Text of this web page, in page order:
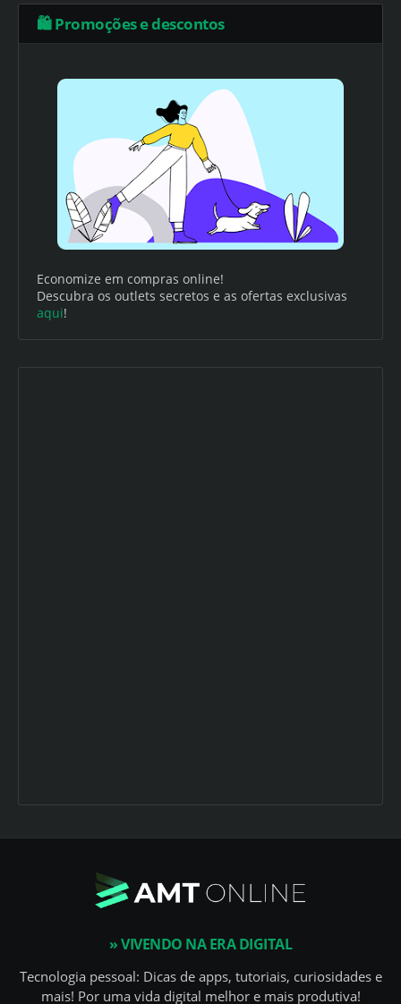
🛍️ Promoções e descontos
Economize em compras online!
Descubra os outlets secretos e as ofertas exclusivas
aqui!
» VIVENDO NA ERA DIGITAL
Tecnologia pessoal: Dicas de apps, tutoriais, curiosidades e
mais! Por uma vida digital melhor e mais produtiva!